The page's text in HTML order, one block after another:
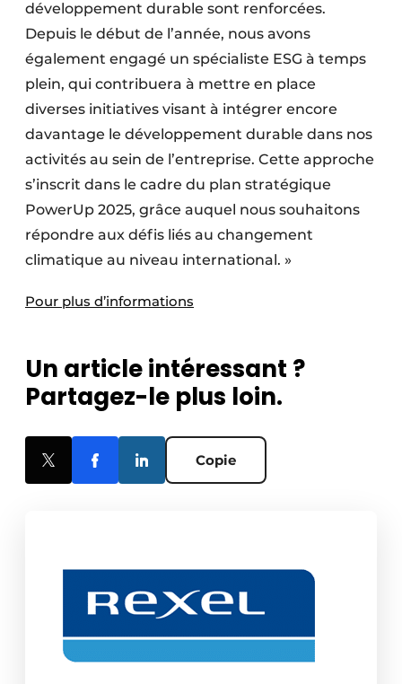
développement durable sont renforcées.
Depuis le début de l’année, nous avons
également engagé un spécialiste ESG à temps
plein, qui contribuera à mettre en place
diverses initiatives visant à intégrer encore
davantage le développement durable dans nos
activités au sein de l’entreprise. Cette approche
s’inscrit dans le cadre du plan stratégique
PowerUp 2025, grâce auquel nous souhaitons
répondre aux défis liés au changement
climatique au niveau international. »
Pour plus d’informations
Un article intéressant ?
Partagez-le plus loin.
Copie